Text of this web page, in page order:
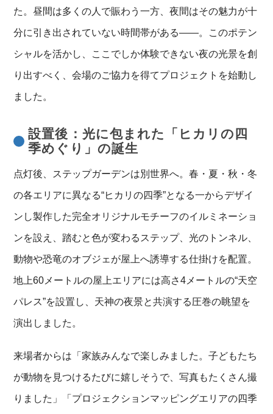
た。昼間は多くの人で賑わう一方、夜間はその魅力が十
分に引き出されていない時間帯がある——。このポテン
シャルを活かし、ここでしか体験できない夜の光景を創
り出すべく、会場のご協力を得てプロジェクトを始動し
ました。
設置後：光に包まれた「ヒカリの四
季めぐり」の誕生
点灯後、ステップガーデンは別世界へ。春・夏・秋・冬
の各エリアに異なる“ヒカリの四季”となる一からデザイ
ンし製作した完全オリジナルモチーフのイルミネーショ
ンを設え、踏むと色が変わるステップ、光のトンネル、
動物や恐竜のオブジェが屋上へ誘導する仕掛けを配置。
地上60メートルの屋上エリアには高さ4メートルの“天空
パレス”を設置し、天神の夜景と共演する圧巻の眺望を
演出しました。
来場者からは「家族みんなで楽しみました。子どもたち
が動物を見つけるたびに嬉しそうで、写真もたくさん撮
りました」「プロジェクションマッピングエリアの四季